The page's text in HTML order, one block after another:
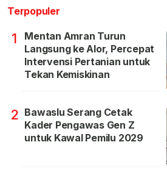
Terpopuler
1
Mentan Amran Turun
Langsung ke Alor, Percepat
Intervensi Pertanian untuk
Tekan Kemiskinan
2 Bawaslu Serang Cetak
Kader Pengawas Gen Z
untuk Kawal Pemilu 2029